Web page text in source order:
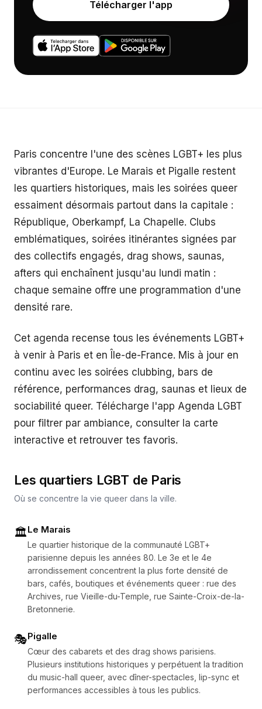
Télécharger l'app
Paris concentre l'une des scènes LGBT+ les plus
vibrantes d'Europe. Le Marais et Pigalle restent
les quartiers historiques, mais les soirées queer
essaiment désormais partout dans la capitale :
République, Oberkampf, La Chapelle. Clubs
emblématiques, soirées itinérantes signées par
des collectifs engagés, drag shows, saunas,
afters qui enchaînent jusqu'au lundi matin :
chaque semaine offre une programmation d'une
densité rare.
Cet agenda recense tous les événements LGBT+
à venir à Paris et en Île-de-France. Mis à jour en
continu avec les soirées clubbing, bars de
référence, performances drag, saunas et lieux de
sociabilité queer. Télécharge l'app Agenda LGBT
pour filtrer par ambiance, consulter la carte
interactive et retrouver tes favoris.
Les quartiers LGBT de Paris
Où se concentre la vie queer dans la ville.
🏛️Le Marais
Le quartier historique de la communauté LGBT+
parisienne depuis les années 80. Le 3e et le 4e
arrondissement concentrent la plus forte densité de
bars, cafés, boutiques et événements queer : rue des
Archives, rue Vieille-du-Temple, rue Sainte-Croix-de-la-
Bretonnerie.
🎭Pigalle
Cœur des cabarets et des drag shows parisiens.
Plusieurs institutions historiques y perpétuent la tradition
du music-hall queer, avec dîner-spectacles, lip-sync et
performances accessibles à tous les publics.